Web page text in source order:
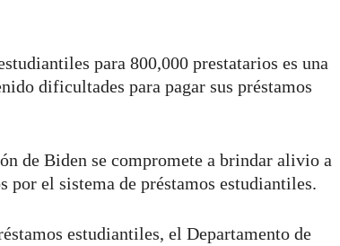
para 800,000 prestatarios es una
dificultades para pagar sus préstamos
de Biden se compromete a brindar alivio a
por el sistema de préstamos estudiantiles.
estudiantiles, el Departamento de